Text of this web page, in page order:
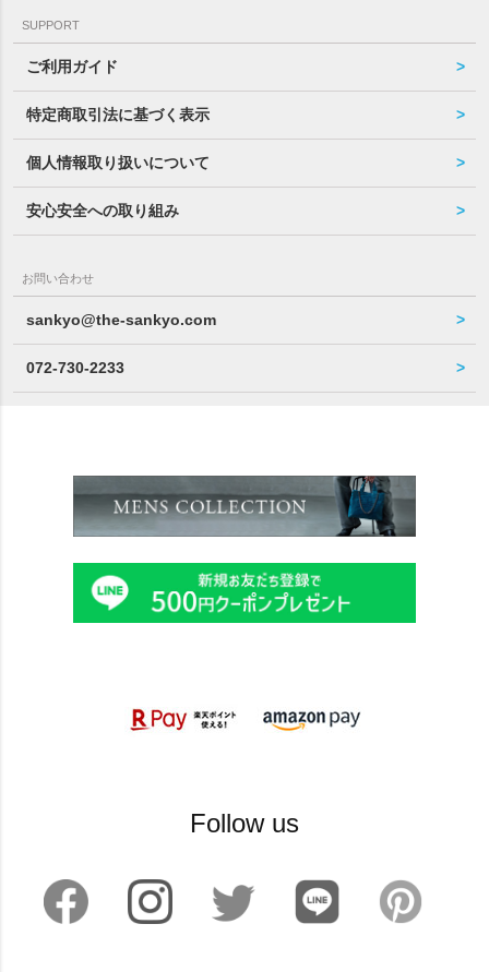
SUPPORT
ご利用ガイド
特定商取引法に基づく表示
個人情報取り扱いについて
安心安全への取り組み
お問い合わせ
sankyo@the-sankyo.com
072-730-2233
Follow us